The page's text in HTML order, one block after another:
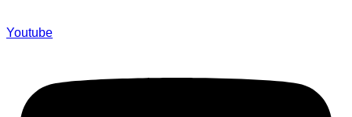
Youtube